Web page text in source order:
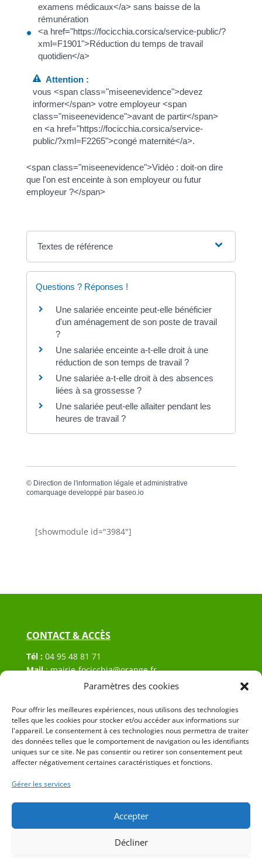
Paramètres des cookies
Pour offrir les meilleures expériences, nous utilisons des technologies
telles que les cookies pour stocker et/ou accéder aux informations sur
l'appareil. Le consentement à ces technologies nous permettra de traiter
des données telles que le comportement de navigation ou les identifiants
uniques sur ce site. Ne pas consentir ou retirer son consentement peut
affecter négativement certaines caractéristiques et fonctions.
Gérer les services
Accepter
Décliner
examens médicaux</a> sans baisse de la
rémunération
<a href="https://focicchia.corsica/service-public/?
xml=F1901">Réduction du temps de travail
quotidien</a>
Attention :
vous <span class="miseenevidence">devez
informer</span> votre employeur <span
class="miseenevidence">avant de partir</span>
en <a href="https://focicchia.corsica/service-
public/?xml=F2265">congé maternité</a>.
<span class="miseenevidence">Vidéo : doit-on dire
que l'on est enceinte à son employeur ou futur
employeur ?</span>
Textes de référence
Questions ? Réponses !
Une salariée enceinte peut-elle bénéficier
d'un aménagement de son poste de travail
?
Une salariée enceinte a-t-elle droit à une
réduction de son temps de travail ?
Une salariée a-t-elle droit à des absences
liées à sa grossesse ?
Une salariée peut-elle allaiter pendant les
heures de travail ?
© Direction de l'information légale et administrative
comarquage developpé par baseo.io
[showmodule id="3984"]
CONTACT & ACCÈS
Tél : 04 95 48 81 71
Mail:mairie-focicchia@orange.fr
Hôtel de ville de Focicchia
20212 Focicchia